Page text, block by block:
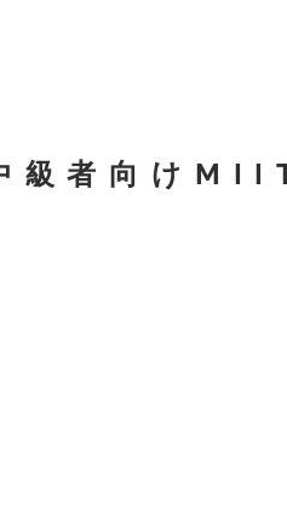
級者向け